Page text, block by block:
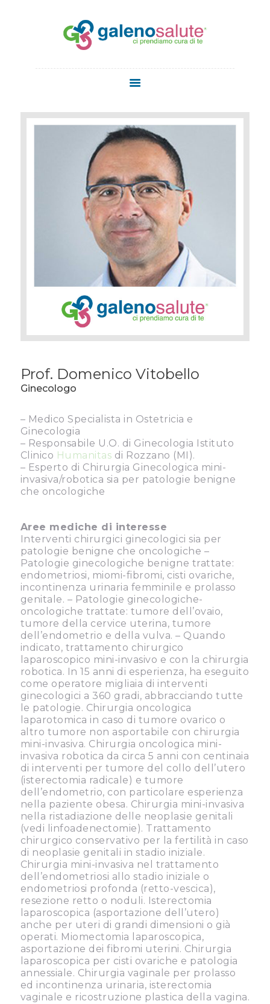
CHI SIAMO
SERVIZI
STAFF
MEDICI
MEDICINA
ESTETICA
NEWS
CONTATTI
Prof. Domenico Vitobello
Ginecologo
– Medico Specialista in Ostetricia e
Ginecologia
– Responsabile U.O. di Ginecologia Istituto
Clinico Humanitas di Rozzano (MI).
– Esperto di Chirurgia Ginecologica mini-
invasiva/robotica sia per patologie benigne
che oncologiche
Aree mediche di interesse
Interventi chirurgici ginecologici sia per
patologie benigne che oncologiche –
Patologie ginecologiche benigne trattate:
endometriosi, miomi-fibromi, cisti ovariche,
incontinenza urinaria femminile e prolasso
genitale. – Patologie ginecologiche-
oncologiche trattate: tumore dell’ovaio,
tumore della cervice uterina, tumore
dell’endometrio e della vulva. – Quando
indicato, trattamento chirurgico
laparoscopico mini-invasivo e con la chirurgia
robotica. In 15 anni di esperienza, ha eseguito
come operatore migliaia di interventi
ginecologici a 360 gradi, abbracciando tutte
le patologie. Chirurgia oncologica
laparotomica in caso di tumore ovarico o
altro tumore non asportabile con chirurgia
mini-invasiva. Chirurgia oncologica mini-
invasiva robotica da circa 5 anni con centinaia
di interventi per tumore del collo dell’utero
(isterectomia radicale) e tumore
dell’endometrio, con particolare esperienza
nella paziente obesa. Chirurgia mini-invasiva
nella ristadiazione delle neoplasie genitali
(vedi linfoadenectomie). Trattamento
chirurgico conservativo per la fertilità in caso
di neoplasie genitali in stadio iniziale.
Chirurgia mini-invasiva nel trattamento
dell’endometriosi allo stadio iniziale o
endometriosi profonda (retto-vescica),
resezione retto o noduli. Isterectomia
laparoscopica (asportazione dell’utero)
anche per uteri di grandi dimensioni o già
operati. Miomectomia laparoscopica,
asportazione dei fibromi uterini. Chirurgia
laparoscopica per cisti ovariche e patologia
annessiale. Chirurgia vaginale per prolasso
ed incontinenza urinaria, isterectomia
vaginale e ricostruzione plastica della vagina.